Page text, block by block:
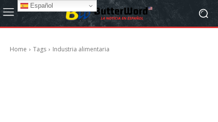
Home Tags Industria alimentaria
Español